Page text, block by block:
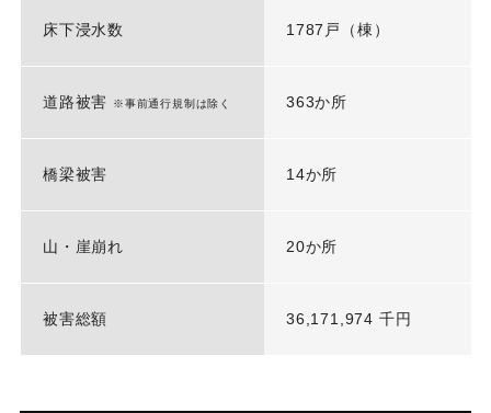
床下浸水数 1787戸（棟）
道路被害 ※事前通行規制は除く 363か所
橋梁被害 14か所
山・崖崩れ 20か所
被害総額 36,171,974 千円